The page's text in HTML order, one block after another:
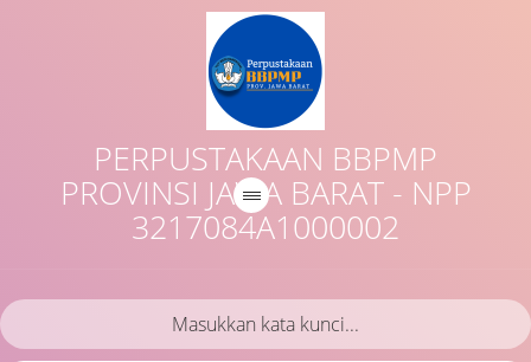
PERPUSTAKAAN BBPMP
PROVINSI JAWA BARAT - NPP
3217084A1000002